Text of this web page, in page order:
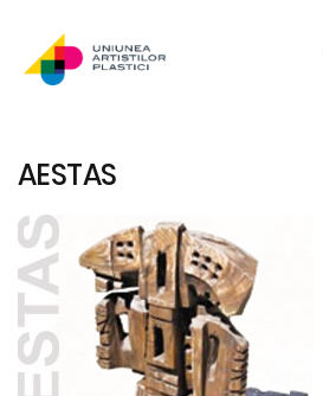
UAP Galerie
AESTAS